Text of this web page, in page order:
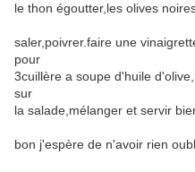
le thon égoutter,les olives
saler,poivrer.faire une
pour
3cuillère a soupe d'huile
sur
la salade,mélanger et servir
bon j'espère de n'avoir rien